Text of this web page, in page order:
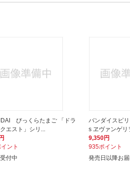
びっくらたまご 「ドラ
エスト」シリ...
ント
付中
バンダイスピ
s ヱヴァンゲリ
9,350円
935ポイント
発売日以降お